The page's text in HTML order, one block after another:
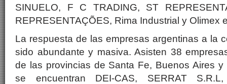
SINUELO, F C TRADING, ST
REPRESENTAÇÕES, Rima Industrial y Olimex
La respuesta de las empresas argentinas a la
sido abundante y masiva. Asisten 38
de las provincias de Santa Fe, Buenos Aires
se encuentran DEI-CAS, SERRAT S.R.L,